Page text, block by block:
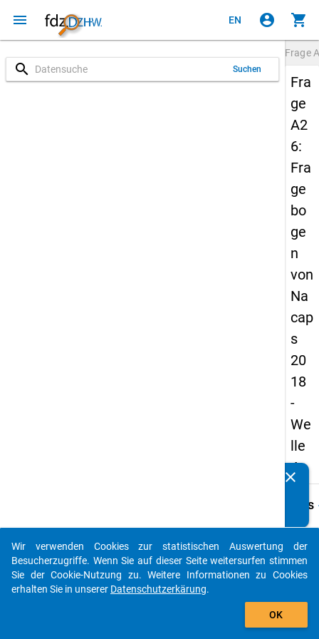
menu EN account_circle shopping_cart
search Suchen
Frage
Fra
ge
A2
6:
Fra
ge
bo
ge
n
von
Na
cap
s
20
18
-
We
lle
4
Details
A26
Sind
clear
auto_stories
add_shopping_cart
Wir verwenden Cookies zur statistischen Auswertung der
Besucherzugriffe. Wenn Sie auf dieser Seite weitersurfen stimmen
Sie der Cookie-Nutzung zu. Weitere Informationen zu Cookies
erhalten Sie in unserer Datenschutzerkärung.
OK